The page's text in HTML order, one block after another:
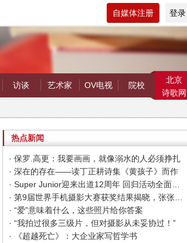
自媒体注册 登录
访谈 艺术家 OV电视 院校
北京
诗歌网
热点新闻
· 保罗.高更：我要画画，就像溺水的人必须挣扎
· 深在的存在——读丁正耕诗集《黄孩子》而作
· Super Junior迎来出道12周年 回归活动全面启动
· 第9届世界手机摄影大赛获奖结果揭晓，张张惊艳你的视觉！
· “爱”意味着什么，这些照片给你答案
· “我拍过很多三级片，但对摄影从未妥协过！”
· 《超越死亡》：大企业家写哲学书